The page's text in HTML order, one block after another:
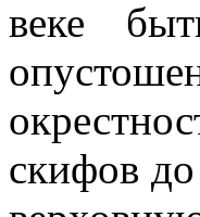
веке
скифов